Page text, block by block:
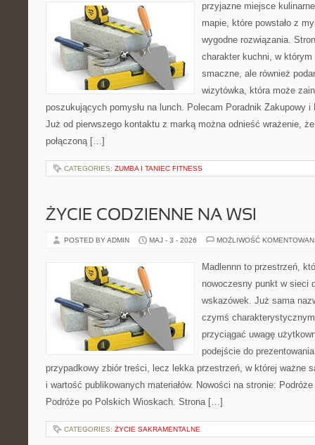
przyjazne miejsce
mapie, które powstało z
wygodne rozwiązania.
charakter kuchni, w
smaczne, ale również
wizytówka, która może
poszukujących pomysłu na lunch. Polecam Poradnik Zakupowy
Już od pierwszego kontaktu z marką można odnieść wrażenie,
połączoną […]
CATEGORIES: ZUMBA I TANIEC FITNESS
ŻYCIE CODZIENNE NA WSI
POSTED BY ADMIN MAJ - 3 - 2026 MOŻLIWOŚĆ
Madlennn to przestrzeń,
nowoczesny punkt w sieci
wskazówek. Już sama
czymś
przyciągać uwagę
podejście do
przypadkowy zbiór treści, lecz lekka przestrzeń, w której ważne
i wartość publikowanych materiałów. Nowości na stronie:
Podróże po Polskich Wioskach. Strona […]
CATEGORIES: ŻYCIE SAKRAMENTALNE